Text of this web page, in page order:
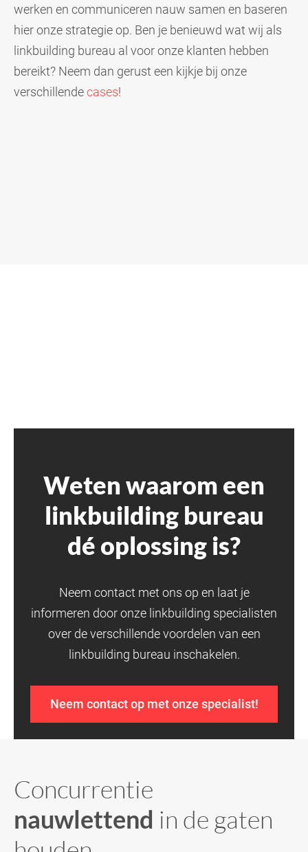
werken en communiceren nauw samen en baseren
hier onze strategie op. Ben je benieuwd wat wij als
linkbuilding bureau al voor onze klanten hebben
bereikt? Neem dan gerust een kijkje bij onze
verschillendecases!
Weten waarom een
linkbuilding bureau
dé oplossing is?
Neem contact met ons op en laat je
informeren door onze linkbuilding specialisten
over de verschillende voordelen van een
linkbuilding bureau inschakelen.
Neem contact op met onze specialist!
Concurrentie
nauwlettend in de gaten